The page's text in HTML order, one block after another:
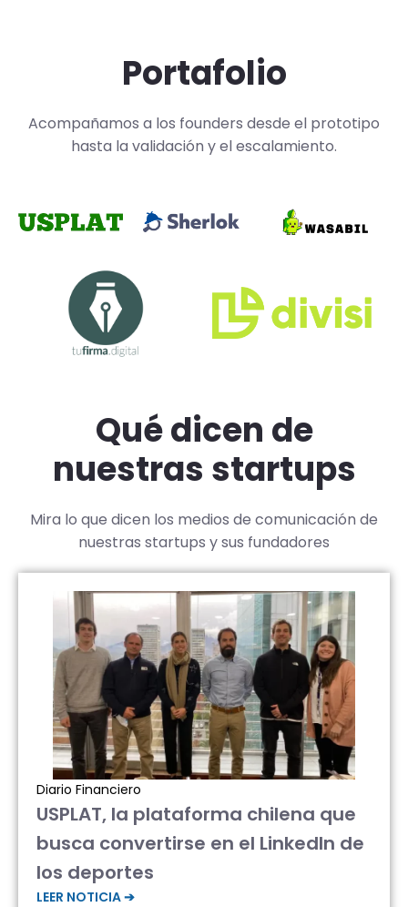
Portafolio
Acompañamos a los founders desde el prototipo
hasta la validación y el escalamiento.
Qué dicen de
nuestras startups
Mira lo que dicen los medios de comunicación de
nuestras startups y sus fundadores
Diario Financiero
USPLAT, la plataforma chilena que
busca convertirse en el LinkedIn de
los deportes
LEER NOTICIA ➔